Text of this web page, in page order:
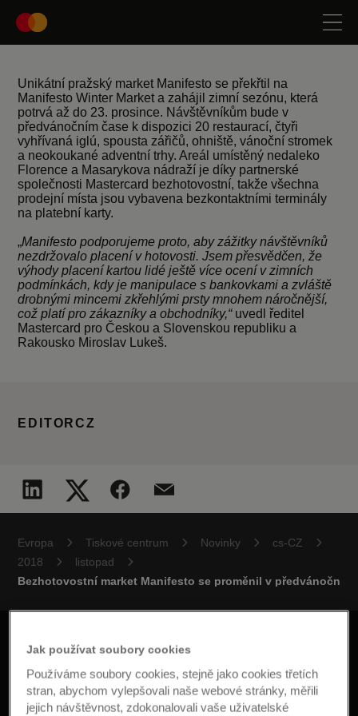
Unikátní pražský market Manifesto se překřtil na
Manifesto Winter Market a zahájil zimní sezónu, která
potrvá až do 23. prosince. Návštěvníkům bude v
předvánočním čase k dispozici 20 restaurací, čtyři
vyhřívaná iglú, spousta zářičů, ohniště, vánoční stromek
a neokoukané adventní trhy. Areál umístěný nedaleko
Florence a Masarykova nádraží je díky partnerské
společnosti Mastercard bezhotovostní, takže všechna
prodejní místa jsou vybavena bezkontaktními terminály
na platební karty.
„Manifesto podporujeme proto, aby zážitky návštěvníků
nezdržovalo placení v hotovosti. Jsem přesvědčen, že
výhody placení kartou lidé ještě více ocení v zimních
podmínkách, kdy je manipulace s bankovkami a zvláště
drobnými mincemi zkřehlými prsty mnohem náročnější,
což platí pro zákazníky a obchodníky,“ uvedl ředitel
Mastercard pro Českou a Slovenskou republiku a
Rakousko Miroslav Lukeš.
EDITORCZ
Evropa Tiskové centrum Novinky
cs-CZ
2018
listopad
Bezhotovostní market Manifesto se proměnil v předvánoční
Jak používat soubory cookies
Používáme soubory cookies, stejně jako cookies třetích
stran, abychom vylepšovali naše webové stránky, měřili
jejich návštěvnost, zdokonalovali vaše uživatelské